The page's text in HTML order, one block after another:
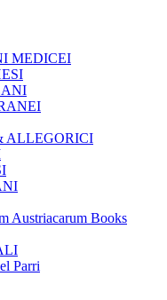
MEDICEI
ALLEGORICI
Austriacarum Books
Parri